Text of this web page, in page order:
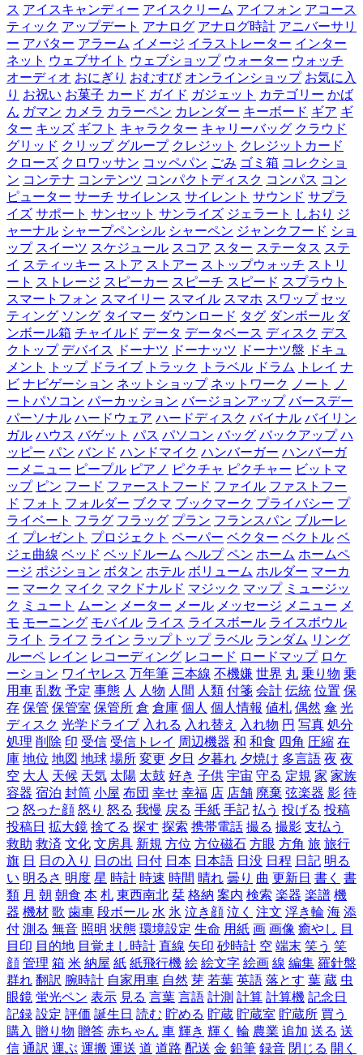
ス アイスキャンディー アイスクリーム アイフォン アコース
ティック アップデート アナログ アナログ時計 アニバーサリ
ー アバター アラーム イメージ イラストレーター インター
ネット ウェブサイト ウェブショップ ウォーター ウォッチ
オーディオ おにぎり おむすび オンラインショップ お気に入
り お祝い お菓子 カード ガイド ガジェット カテゴリー かば
ん ガマン カメラ カラーペン カレンダー キーボード ギア ギ
ター キッズ ギフト キャラクター キャリーバッグ クラウド
グリッド クリップ グループ クレジット クレジットカード
クローズ クロワッサン コッペパン ごみ ゴミ箱 コレクショ
ン コンテナ コンテンツ コンパクトディスク コンパス コン
ピューター サーチ サイレンス サイレント サウンド サプラ
イズ サポート サンセット サンライズ ジェラート しおり ジ
ャーナル シャープペンシル シャーペン ジャンクフード ショ
ップ スイーツ スケジュール スコア スター ステータス ステ
イ スティッキー ストア ストアー ストップウォッチ ストリ
ート ストレージ スピーカー スピーチ スピード スプラウト
スマートフォン スマイリー スマイル スマホ スワップ セッ
ティング ソング タイマー ダウンロード タグ ダンボール ダ
ンボール箱 チャイルド データ データベース ディスク デス
クトップ デバイス ドーナツ ドーナッツ ドーナツ盤 ドキュ
メント
トップ ドライブ トラック トラベル ドラム トレイ ナ
ビ ナビゲーション ネットショップ ネットワーク ノート
ノ
ートパソコン パーカッション バージョンアップ バースデー
パーソナル ハードウェア ハードディスク バイナル バイリン
ガル ハウス バゲット パス パソコン バッグ バックアップ ハ
ッピー パン バンド ハンドマイク ハンバーガー ハンバーガ
ーメニュー ピープル ピアノ ピクチャ ピクチャー ビットマ
ップ ピン フード ファーストフード ファイル ファストフー
ド フォト フォルダー ブクマ ブックマーク プライバシー プ
ライベート フラグ フラッグ プラン フランスパン ブルーレ
イ プレゼント プロジェクト ペーパー ベクター ベクトル ベ
ジェ曲線 ベッド ベッドルーム ヘルプ ペン ホーム ホームペ
ージ ポジション ボタン ホテル ボリューム ホルダー マーカ
ー マーク マイク マクドナルド マジック マップ ミュージッ
ク ミュート ムーン メーター メール メッセージ メニュー メ
モ モーニング モバイル ライス ライスボール ライスボウル
ライト ライフ ライン ラップトップ ラベル ランダム リング
ルーペ レイン レコーディング レコード ロードマップ ロケ
ーション ワイヤレス 万年筆 三本線 不機嫌 世界 丸 乗り物 乗
用車 乱数 予定 事態 人 人物 人間 人類 付箋 会計 伝統 位置 保
存 保管 保管室 保管所 倉 倉庫 個人 個人情報 値札 偶然 傘 光
ディスク 光学ドライブ 入れる 入れ替え 入れ物 円 写真 処分
処理 削除 印 受信 受信トレイ 周辺機器 和 和食 四角 圧縮 在
庫 地位 地図 地球 場所 変更 夕日 夕暮れ 夕焼け 多言語 夜 夜
空 大人 天候 天気 太陽 太鼓 好き 子供 宇宙 守る 定規 家 家族
容器 宿泊 封筒 小屋 布団 幸せ 幸福 店 店舗 廃棄 弦楽器 影 待
つ 怒った顔 怒り 怒る 我慢 戻る 手紙 手記 払う 投げる 投稿
投稿日 拡大鏡 捨てる 探す 探索 携帯電話 撮る 撮影 支払う
救助 救済 文化 文房具 新規 方位 方位磁石 方眼 方角 旅 旅行
旗 日 日の入り 日の出 日付 日本 日本語 日没 日程 日記 明る
い 明るさ 明度 星 時計 時速 時間 晴れ 曇り 曲 更新日 書く 書
類 月 朝 朝食 本 札 東西南北 栞 格納 案内 検索 楽器 楽譜 機
器 機材 歌 歯車 段ボール 水 氷 泣き顔 泣く 注文 浮き輪 海 添
付 測る 無音 照明 状態 環境設定 生命 用紙 画 画像 癒やし 目
目印 目的地 目覚まし時計 直線 矢印 砂時計 空 端末 笑う 笑
顔 管理 箱 米 納屋 紙 紙飛行機 絵 絵文字 絵画 線 編集 羅針盤
群れ 翻訳 腕時計 自家用車 自然 芽 若葉 英語 落とす 葉 蔵 虫
眼鏡 蛍光ペン 表示 見る 言葉 言語 計測 計算 計算機 記念日
記録 設定 評価 誕生日 読む 貯める 貯蔵 貯蔵室 貯蔵所 買う
購入 贈り物 贈答 赤ちゃん 車 輝き 輝く 輪 農業 追加 送る 送
信 通訳 運ぶ 運搬 運送 道 道路 配送 金 鉛筆 録音 閉じる 開く